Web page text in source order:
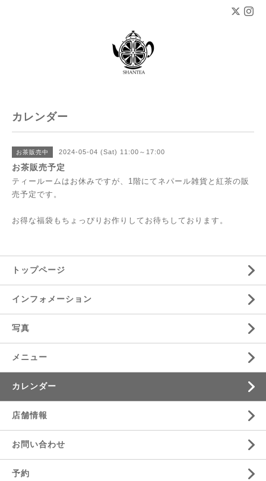
カレンダー
お茶販売中 2024-05-04 (Sat) 11:00～17:00
お茶販売予定
ティールームはお休みですが、1階にてネパール雑貨と紅茶の販
売予定です。
お得な福袋もちょっぴりお作りしてお待ちしております。
トップページ
インフォメーション
写真
メニュー
カレンダー
店舗情報
お問い合わせ
予約